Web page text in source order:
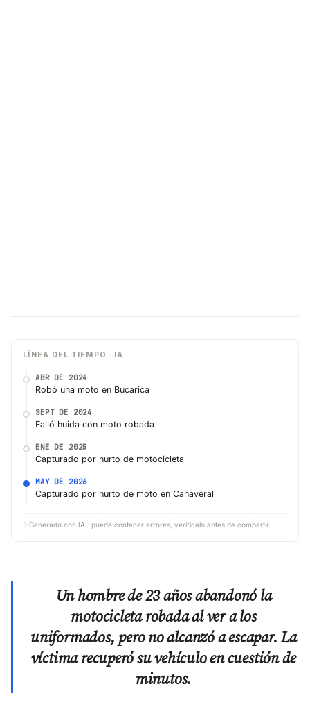
LÍNEA DEL TIEMPO · IA
ABR DE 2024
Robó una moto en Bucarica
SEPT DE 2024
Falló huida con moto robada
ENE DE 2025
Capturado por hurto de motocicleta
MAY DE 2026
Capturado por hurto de moto en Cañaveral
✨ Generado con IA · puede contener errores, verifícalo antes de compartir.
Un hombre de 23 años abandonó la
motocicleta robada al ver a los
uniformados, pero no alcanzó a escapar. La
víctima recuperó su vehículo en cuestión de
minutos.